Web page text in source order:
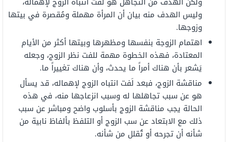
وليس الهدف منه بيان أن المرأة مهملة ومُقصرة في بيتها
وزوجها.
اهتمام الزوجة بنفسها ومظهرها وبيتها أكثر من الأيام
المعتادة، فهذه الخطوة مهمة للفت نظر الزوج، وجعله
يَشعر بأن هناك أمراً ما يحدث، وأن هناك تغييراً ما.
مناقشة الزوج، فبعد لَفت انتباه الزوج لإهماله، قد يسأل
هو عن سبب تجاهلها له وسبب انزعاجها منه، في هذه
الحالة يجب مناقشة الزوج بأسلوب واضح ومباشر عن سبب
ذلك مع الابتعاد عن سب الزوج أو التلفظ بألفاظ نابية من
شأنه أن تجرحه أو تُقلل من شأنه.